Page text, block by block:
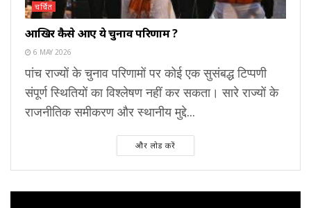
चर्चित
आखिर कैसे आए ये चुनाव परिणाम ?
6 MAY 2026
पांच राज्यों के चुनाव परिणामों पर कोई एक सुसंबद्ध टिप्पणी
संपूर्ण स्थितियों का विश्लेषण नहीं कर सकता। सारे राज्यों के
राजनीतिक समीकरण और स्थानीय मुद्दे...
और लोड करें